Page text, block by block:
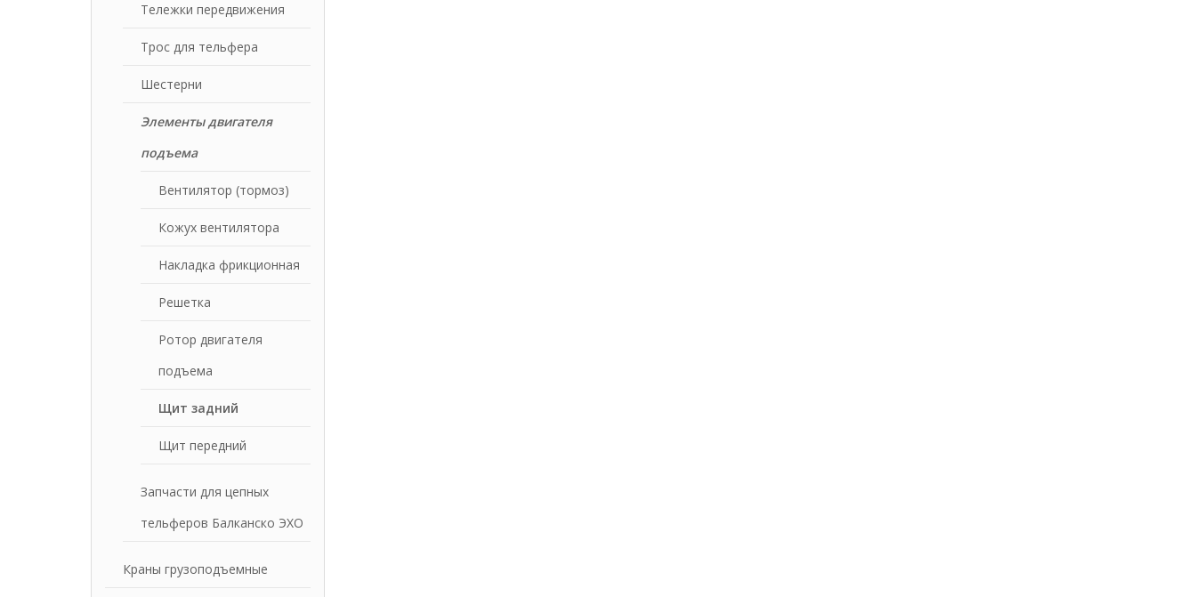
Тележки передвижения
Трос для тельфера
Шестерни
Элементы двигателя
подъема
Вентилятор (тормоз)
Кожух вентилятора
Накладка фрикционная
Решетка
Ротор двигателя
подъема
Щит задний
Щит передний
Запчасти для цепных
тельферов Балканско ЭХО
Краны грузоподъемные